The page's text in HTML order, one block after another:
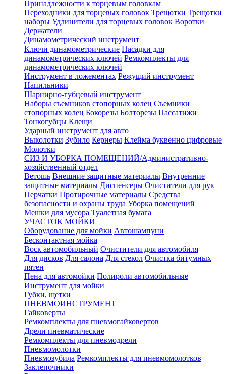
Принадлежности к торцевым головкам
Переходники для торцевых головок Трещотки Трещотки
наборы Удлинители для торцевых головок Воротки
Держатели
Динамометрический инструмент
Ключи динамометрические Насадки для
динамометрических ключей Ремкомплекты для
динамометрических ключей
Инструмент в ложементах Режущий инструмент
Напильники
Шарнирно-губцевый инструмент
Наборы съемников стопорных колец Съемники
стопорных колец Бокорезы Болторезы Пассатижи
Тонкогубцы Клещи
Ударный инструмент для авто
Выколотки Зубило Кернеры Клейма буквенно цифровые
Молотки
СИЗ И УБОРКА ПОМЕЩЕНИЙ/Административно-
хозяйственный отдел
Ветошь Внешние защитные материалы Внутренние
защитные материалы Диспенсеры Очистители для рук
Перчатки Протирочные материалы Средства
безопасности и охраны труда Уборка помещений
Мешки для мусора Туалетная бумага
УЧАСТОК МОЙКИ
Оборудование для мойки Автошампуни
Бесконтактная мойка
Воск автомобильный Очистители для автомобиля
Для дисков Для салона Для стекол Очистка битумных
пятен
Пена для автомойки Полироли автомобильные
Инструмент для мойки
Губки, щетки
ПНЕВМОИНСТРУМЕНТ
Гайковерты
Ремкомплекты для пневмогайковертов
Дрели пневматические
Ремкомплекты для пневмодрели
Пневмомолотки
Пневмозубила Ремкомплекты для пневмомолотков
Заклепочники